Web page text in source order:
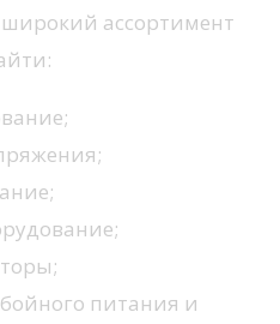
широкий ассортимент
питания и